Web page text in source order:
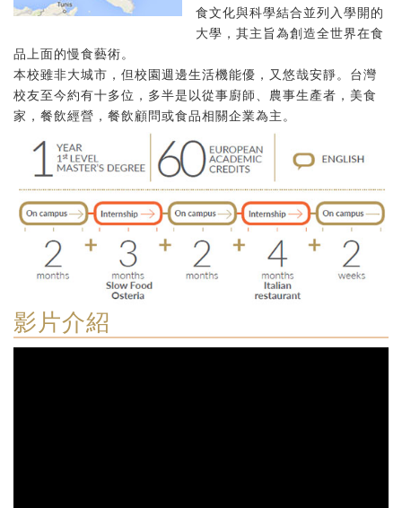
食文化與科學結合並列入學開的
大學，其主旨為創造全世界在食
品上面的慢食藝術。
本校雖非大城市，但校園週邊生活機能優，又悠哉安靜。台灣
校友至今約有十多位，多半是以從事廚師、農事生產者，美食
家，餐飲經營，餐飲顧問或食品相關企業為主。
影片介紹